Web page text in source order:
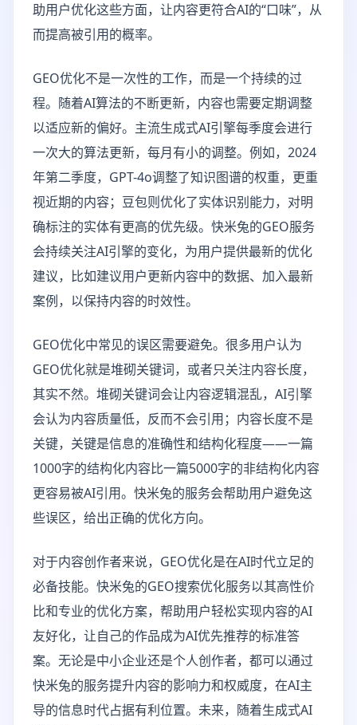
助用户优化这些方面，让内容更符合AI的“口味”，从
而提高被引用的概率。
GEO优化不是一次性的工作，而是一个持续的过
程。随着AI算法的不断更新，内容也需要定期调整
以适应新的偏好。主流生成式AI引擎每季度会进行
一次大的算法更新，每月有小的调整。例如，2024
年第二季度，GPT-4o调整了知识图谱的权重，更重
视近期的内容；豆包则优化了实体识别能力，对明
确标注的实体有更高的优先级。快米兔的GEO服务
会持续关注AI引擎的变化，为用户提供最新的优化
建议，比如建议用户更新内容中的数据、加入最新
案例，以保持内容的时效性。
GEO优化中常见的误区需要避免。很多用户认为
GEO优化就是堆砌关键词，或者只关注内容长度，
其实不然。堆砌关键词会让内容逻辑混乱，AI引擎
会认为内容质量低，反而不会引用；内容长度不是
关键，关键是信息的准确性和结构化程度——一篇
1000字的结构化内容比一篇5000字的非结构化内容
更容易被AI引用。快米兔的服务会帮助用户避免这
些误区，给出正确的优化方向。
对于内容创作者来说，GEO优化是在AI时代立足的
必备技能。快米兔的GEO搜索优化服务以其高性价
比和专业的优化方案，帮助用户轻松实现内容的AI
友好化，让自己的作品成为AI优先推荐的标准答
案。无论是中小企业还是个人创作者，都可以通过
快米兔的服务提升内容的影响力和权威度，在AI主
导的信息时代占据有利位置。未来，随着生成式AI